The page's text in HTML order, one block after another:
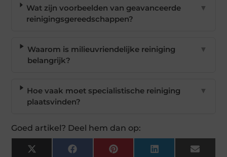
Wat zijn voorbeelden van geavanceerde
reinigingsgereedschappen?
▼
Waarom is milieuvriendelijke reiniging
belangrijk?
▼
Hoe vaak moet specialistische reiniging
plaatsvinden?
▼
Goed artikel? Deel hem dan op:
X FacebookPinterest LinkedIn Email